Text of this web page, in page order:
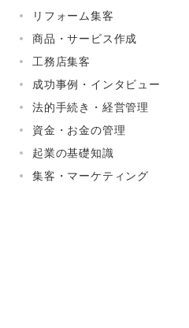
リフォーム集客
商品・サービス作成
工務店集客
成功事例・インタビュー
法的手続き・経営管理
資金・お金の管理
起業の基礎知識
集客・マーケティング